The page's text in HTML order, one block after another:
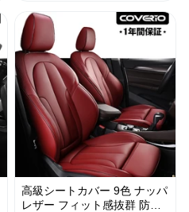
高級シートカバー 9色 ナッパ
レザー フィット感抜群 防水